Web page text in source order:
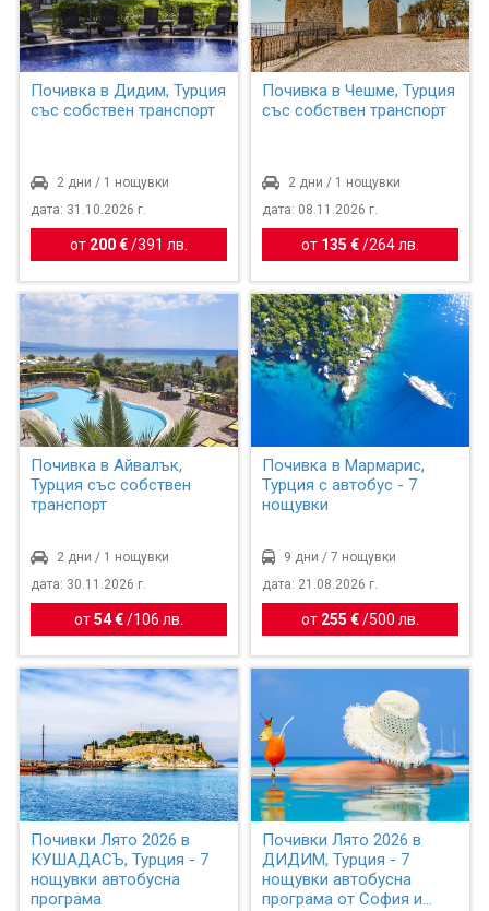
Почивка в Дидим, Турция
със собствен транспорт
2 дни / 1 нощувки
дата: 31.10.2026 г.
от 200 € /391 лв.
Почивка в Чешме, Турция
със собствен транспорт
2 дни / 1 нощувки
дата: 08.11.2026 г.
от 135 €/264 лв.
Почивка в Айвалък,
Турция със собствен
транспорт
2 дни / 1 нощувки
дата: 30.11.2026 г.
от54 € / 106 лв.
Почивка в Мармарис,
Турция с автобус - 7
нощувки
9 дни / 7 нощувки
дата: 21.08.2026 г.
от 255 €/500 лв.
Почивки Лято 2026 в
КУШАДАСЪ, Турция - 7
нощувки автобусна
програма
Почивки Лято 2026 в
ДИДИМ, Турция - 7
нощувки автобусна
програма от София и